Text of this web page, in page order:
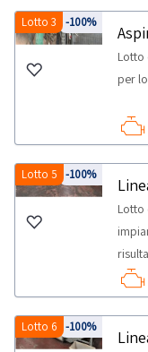
-100%
Lotto 3
Lotto
per
-100%
Lotto 5
Lotto
ritiro
-100%
Lotto 6